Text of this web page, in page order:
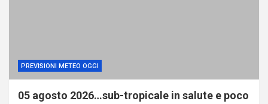
PREVISIONI METEO OGGI
05 agosto 2026…sub-tropicale in salute e poco